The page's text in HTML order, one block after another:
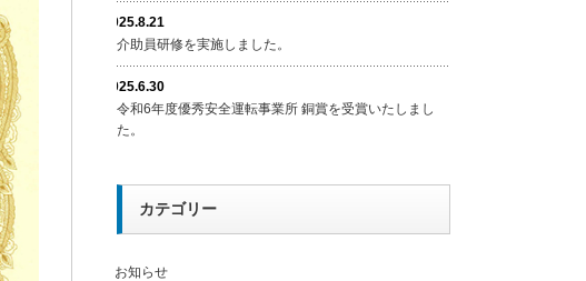
2025.8.21
介助員研修を実施しました。
2025.6.30
令和6年度優秀安全運転事業所 銅賞を受賞いたしまし
た。
カテゴリー
お知らせ